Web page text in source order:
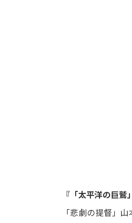
『「太平洋の巨鷲
「悲劇の提督」